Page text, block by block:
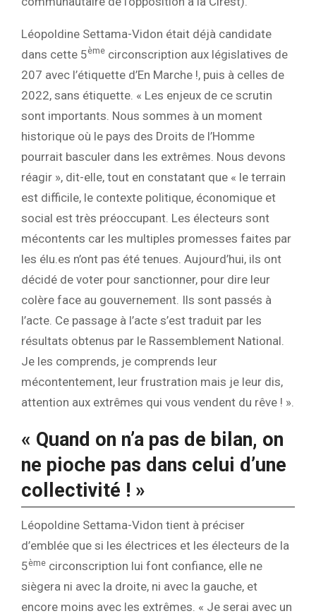
Léopoldine Settama-Vidon était déjà candidate
dans cette 5ème circonscription aux législatives de
207 avec l’étiquette d’En Marche !, puis à celles de
2022, sans étiquette. « Les enjeux de ce scrutin
sont importants. Nous sommes à un moment
historique où le pays des Droits de l’Homme
pourrait basculer dans les extrêmes. Nous devons
réagir », dit-elle, tout en constatant que « le terrain
est difficile, le contexte politique, économique et
social est très préoccupant. Les électeurs sont
mécontents car les multiples promesses faites par
les élu.es n’ont pas été tenues. Aujourd’hui, ils ont
décidé de voter pour sanctionner, pour dire leur
colère face au gouvernement. Ils sont passés à
l’acte. Ce passage à l’acte s’est traduit par les
résultats obtenus par le Rassemblement National.
Je les comprends, je comprends leur
mécontentement, leur frustration mais je leur dis,
attention aux extrêmes qui vous vendent du rêve ! ».
« Quand on n’a pas de bilan, on
ne pioche pas dans celui d’une
collectivité ! »
Léopoldine Settama-Vidon tient à préciser
d’emblée que si les électrices et les électeurs de la
5ème circonscription lui font confiance, elle ne
siègera ni avec la droite, ni avec la gauche, et
encore moins avec les extrêmes. « Je serai avec un